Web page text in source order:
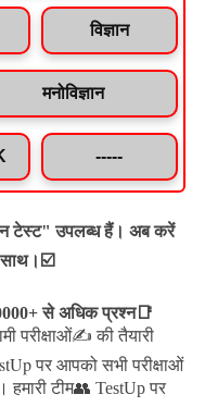
विज्ञान
मनोविज्ञान
-----
टेस्ट" उपलब्ध हैं। अब करें
साथ।☑️
से अधिक प्रश्न📑
परीक्षाओं✍️ की तैयारी
पर आपको सभी परीक्षाओं
हमारी टीम👥 TestUp पर